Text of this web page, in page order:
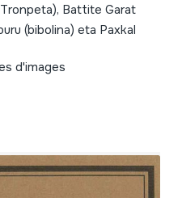
Battite Garat
(bibolina) eta Paxkal
d'images